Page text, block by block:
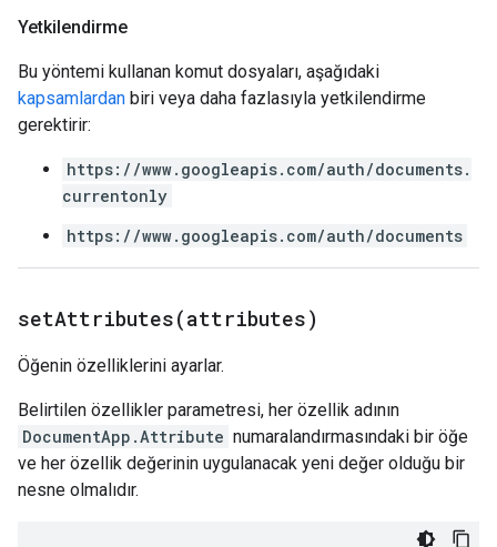
Yetkilendirme
Bu yöntemi kullanan komut dosyaları, aşağıdaki
kapsamlardan biri veya daha fazlasıyla yetkilendirme
gerektirir:
https://www.googleapis.com/auth/documents.
currentonly
https://www.googleapis.com/auth/documents
setAttributes(attributes)
Öğenin özelliklerini ayarlar.
Belirtilen özellikler parametresi, her özellik adının
DocumentApp.Attribute numaralandırmasındaki bir öğe
ve her özellik değerinin uygulanacak yeni değer olduğu bir
nesne olmalıdır.